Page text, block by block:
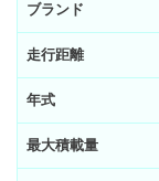
ブランド
走行距離
年式
最大積載量